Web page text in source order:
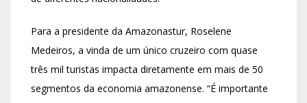
Para a presidente da Amazonastur, Roselene
Medeiros, a vinda de um único cruzeiro com quase
três mil turistas impacta diretamente em mais de 50
segmentos da economia amazonense. “É importante